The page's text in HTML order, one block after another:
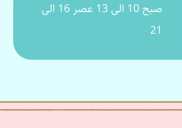
صبح 10 الی 13 عصر 16 الی
21